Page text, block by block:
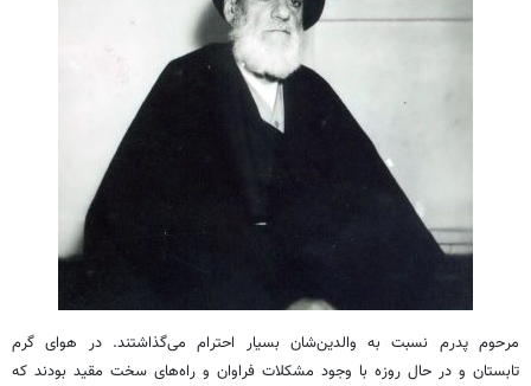
مرحوم پدرم نسبت به والدین‌شان بسیار احترام می‌گذاشتند. در هوای گرم
تابستان و در حال روزه با وجود مشکلات فراوان و راه‌های سخت مقید بودند که